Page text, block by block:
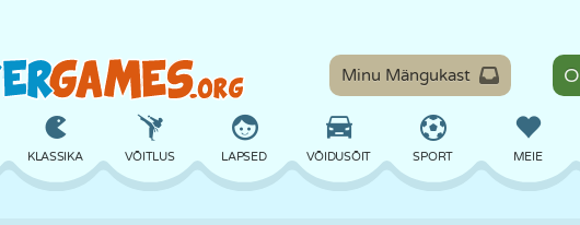
Minu Mängukast
KLASSIKA VÕITLUS LAPSED VÕIDUSÕIT SPORT MEIE